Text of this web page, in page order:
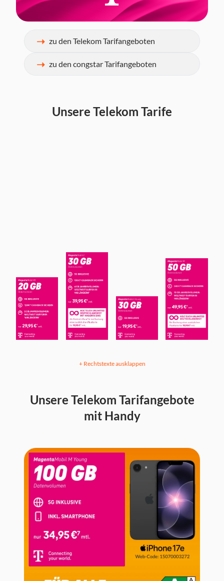
➝ zu den Telekom Tarifangeboten
➝ zu den congstar Tarifangeboten
Unsere Telekom Tarife
+ Rechtstexte ausklappen
Unsere Telekom Tarifangebote
mit Handy